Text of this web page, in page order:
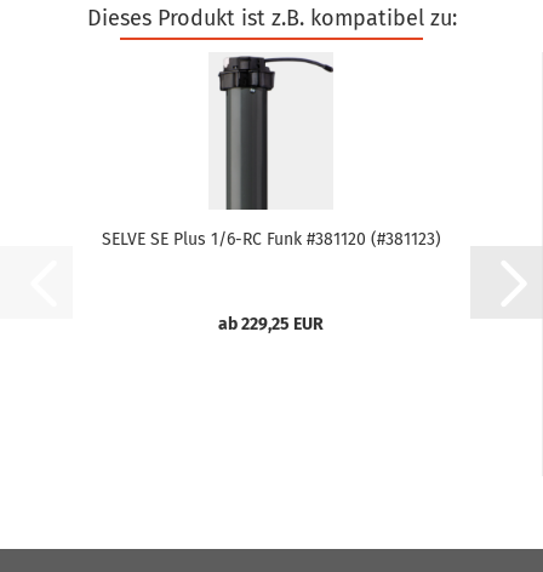
Dieses Produkt ist z.B. kompatibel zu:
SELVE SE Plus 1/6-RC Funk #381120 (#381123)
ab 229,25 EUR